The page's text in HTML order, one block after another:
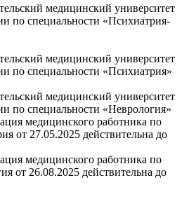
медицинский университет
по специальности «Психиатрия-
медицинский университет
по специальности «Психиатрия»
медицинский университет
по специальности «Неврология»
медицинского работника по
от 27.05.2025 действительна до
медицинского работника по
от 26.08.2025 действительна до